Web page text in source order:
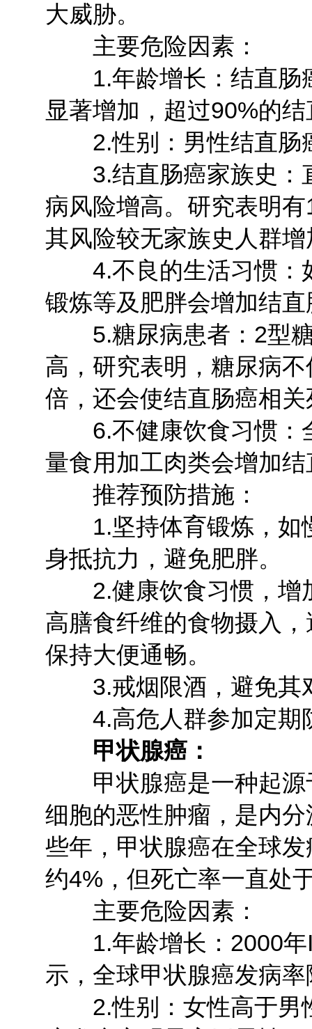
大威胁。
主要危险因素：
1.年龄增长：结直肠
显著增加，超过90%的
2.性别：男性结直肠
3.结直肠癌家族史：
病风险增高。研究表明
其风险较无家族史人群
4.不良的生活习惯：
锻炼等及肥胖会增加结
5.糖尿病患者：2型糖
高，研究表明，糖尿病
倍，还会使结直肠癌相
6.不健康饮食习惯：
量食用加工肉类会增加
推荐预防措施：
1.坚持体育锻炼，如
身抵抗力，避免肥胖。
2.健康饮食习惯，增
高膳食纤维的食物摄入
保持大便通畅。
3.戒烟限酒，避免其
4.高危人群参加定期
甲状腺癌：
甲状腺癌是一种起源
细胞的恶性肿瘤，是内
些年，甲状腺癌在全球
约4%，但死亡率一直处
主要危险因素：
1.年龄增长：2000年
示，全球甲状腺癌发病
2.性别：女性高于男